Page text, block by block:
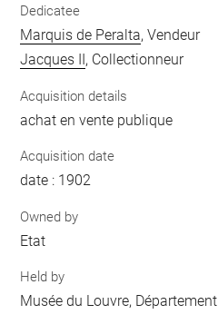
Dedicatee
Marquis de Peralta, Vendeur
Jacques II, Collectionneur
Acquisition details
achat en vente publique
Acquisition date
date : 1902
Owned by
Etat
Held by
Musée du Louvre,